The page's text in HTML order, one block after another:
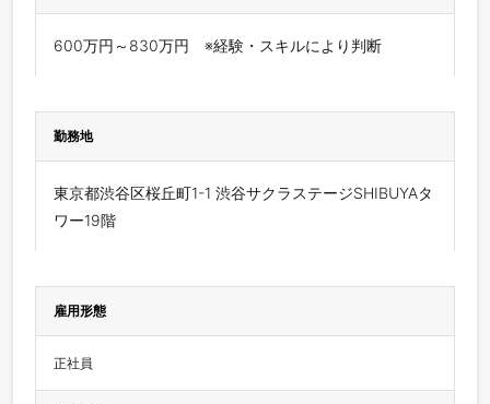
600万円～830万円 ※経験・スキルにより判断
勤務地
東京都渋谷区桜丘町1-1 渋谷サクラステージSHIBUYAタ
ワー19階
雇用形態
正社員